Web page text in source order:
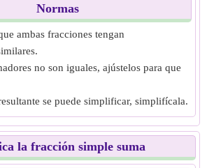
Normas
ambas fracciones tengan
no son iguales, ajústelos para que
se puede simplificar, simplifícala.
la fracción simple suma